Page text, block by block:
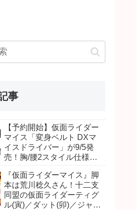
事
【予約開始】仮面ライダー
マイス「変身ベルト DXマ
イスドライバー」が9/5発
売！胸/腰2スタイル仕様！
ッシュ、ジャオ/バイト、ケ
イ/ショットボーンバックル
も！
『仮面ライダーマイス』脚
本は荒川稔久さん！十二支
同盟の仮面ライダーティグ
ル(寅)／ダット(卯)／ジャオ